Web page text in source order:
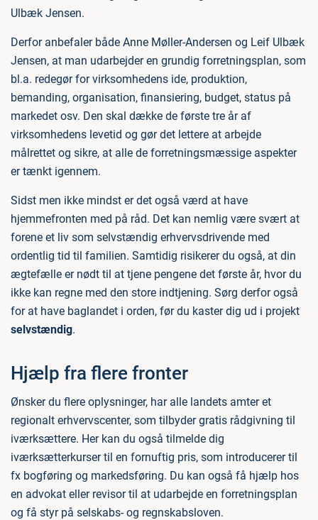
Ulbæk Jensen.
Derfor anbefaler både Anne Møller-Andersen og Leif Ulbæk
Jensen, at man udarbejder en grundig forretningsplan, som
bl.a. redegør for virksomhedens ide, produktion,
bemanding, organisation, finansiering, budget, status på
markedet osv. Den skal dække de første tre år af
virksomhedens levetid og gør det lettere at arbejde
målrettet og sikre, at alle de forretningsmæssige aspekter
er tænkt igennem.
Sidst men ikke mindst er det også værd at have
hjemmefronten med på råd. Det kan nemlig være svært at
forene et liv som selvstændig erhvervsdrivende med
ordentlig tid til familien. Samtidig risikerer du også, at din
ægtefælle er nødt til at tjene pengene det første år, hvor du
ikke kan regne med den store indtjening. Sørg derfor også
for at have baglandet i orden, før du kaster dig ud i projekt
selvstændig.
Hjælp fra flere fronter
Ønsker du flere oplysninger, har alle landets amter et
regionalt erhvervscenter, som tilbyder gratis rådgivning til
iværksættere. Her kan du også tilmelde dig
iværksætterkurser til en fornuftig pris, som introducerer til
fx bogføring og markedsføring. Du kan også få hjælp hos
en advokat eller revisor til at udarbejde en forretningsplan
og få styr på selskabs- og regnskabsloven.